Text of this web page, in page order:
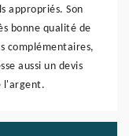
appropriés. Son
bonne qualité de
complémentaires,
aussi un devis
l'argent.